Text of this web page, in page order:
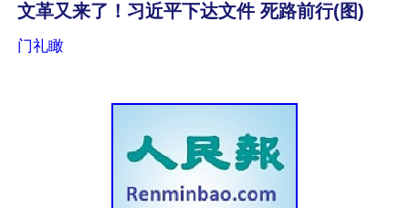
文革又来了！习近平下达文件 死路前行(图)
门礼瞰